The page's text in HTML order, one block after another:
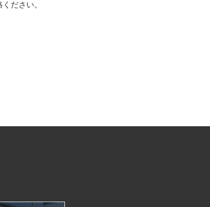
ださい。